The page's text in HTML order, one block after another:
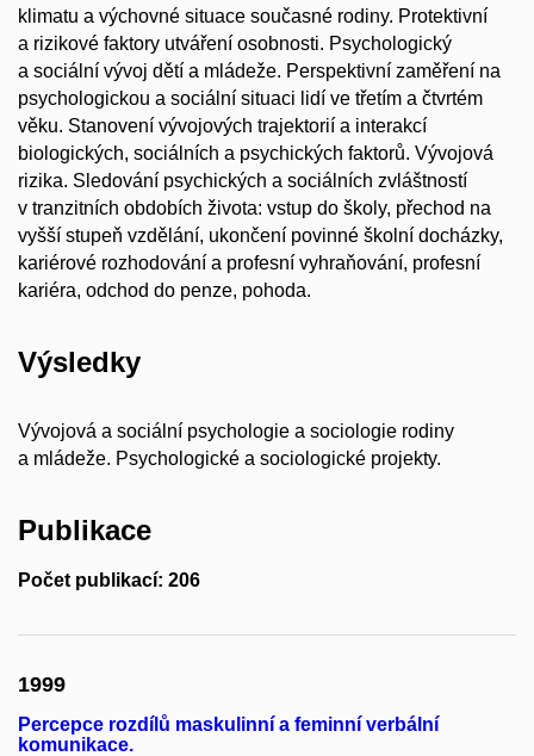
klimatu a výchovné situace současné rodiny. Protektivní
a rizikové faktory utváření osobnosti. Psychologický
a sociální vývoj dětí a mládeže. Perspektivní zaměření na
psychologickou a sociální situaci lidí ve třetím a čtvrtém
věku. Stanovení vývojových trajektorií a interakcí
biologických, sociálních a psychických faktorů. Vývojová
rizika. Sledování psychických a sociálních zvláštností
v tranzitních obdobích života: vstup do školy, přechod na
vyšší stupeň vzdělání, ukončení povinné školní docházky,
kariérové rozhodování a profesní vyhraňování, profesní
kariéra, odchod do penze, pohoda.
Výsledky
Vývojová a sociální psychologie a sociologie rodiny
a mládeže. Psychologické a sociologické projekty.
Publikace
Počet publikací: 206
1999
Percepce rozdílů maskulinní a feminní verbální
komunikace.